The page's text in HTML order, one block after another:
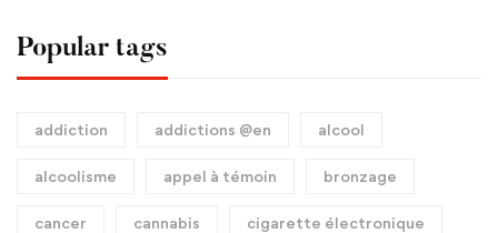
Popular tags
addiction addictions @en alcool
alcoolisme appel à témoin bronzage
cancer cannabis cigarette électronique